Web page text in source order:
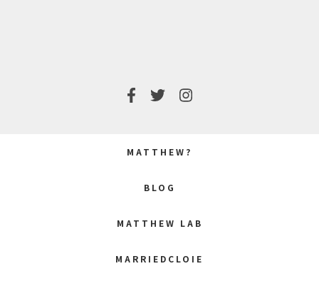
MATTHEW?
BLOG
MATTHEW LAB
MARRIEDCLOIE